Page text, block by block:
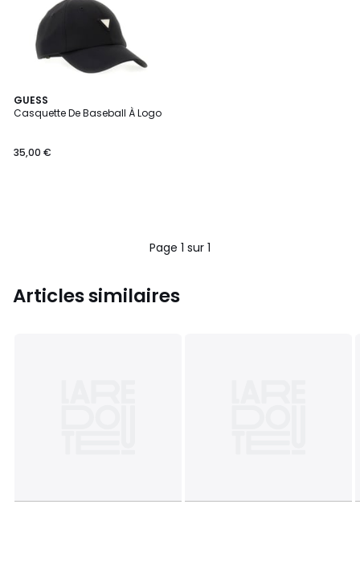
GUESS
Casquette De Baseball À Logo
35,00 €
Page 1 sur 1
Articles similaires